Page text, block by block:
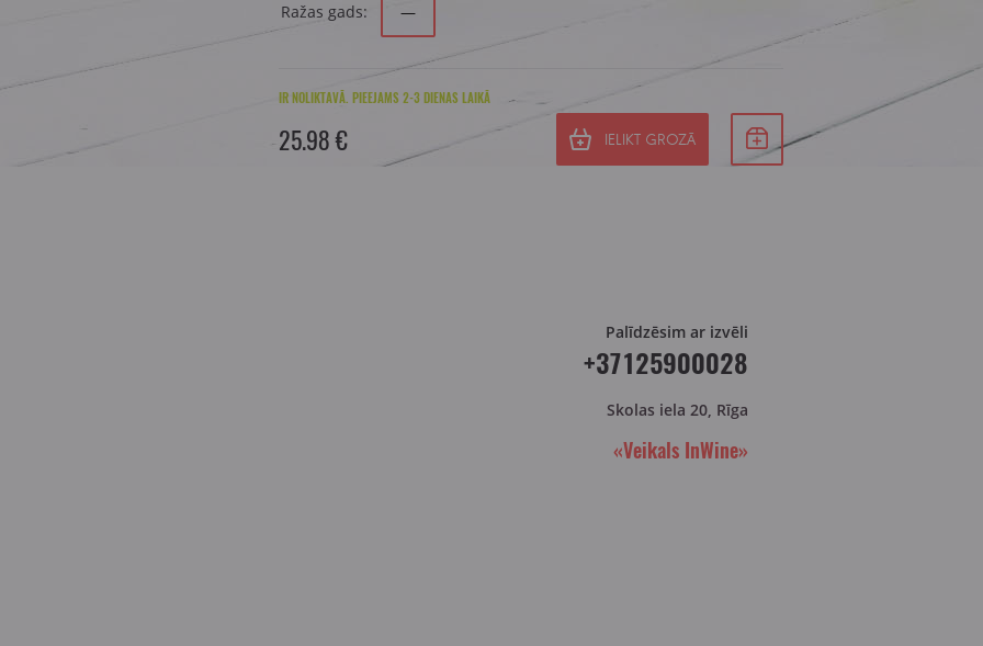
Ražas gads: —
IR NOLIKTAVĀ. PIEEJAMS 2-3 DIENAS LAIKĀ
25.98 € IELIKT GROZĀ
Palīdzēsim ar izvēli
+37125900028
Skolas iela 20, Rīga
«Veikals InWine»